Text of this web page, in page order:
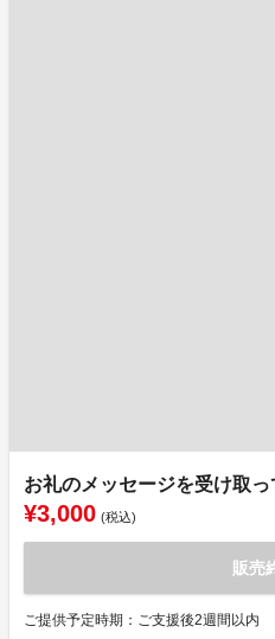
お礼のメッセージを受け取
¥3,000 (税込)
販売
ご提供予定時期：ご支援後2週間以内